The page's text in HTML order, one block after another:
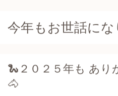
今年もお世話にな
🐍２０２５年も あり
🐴